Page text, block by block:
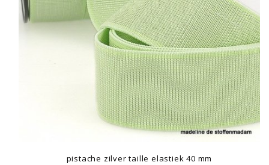
pistache zilver taille elastiek 40 mm